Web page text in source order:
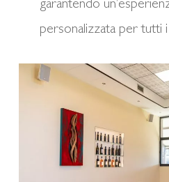
garantendo
personalizzata per tutti